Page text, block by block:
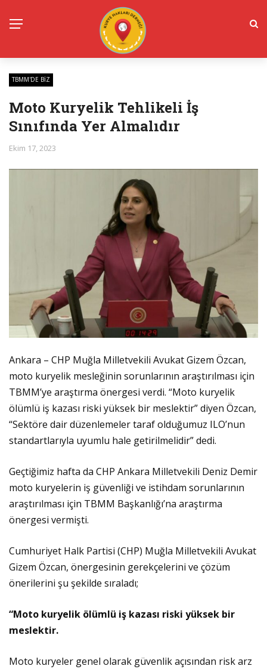
TBMM'DE BIZ
Moto Kuryelik Tehlikeli İş
Sınıfında Yer Almalıdır
Ekim 17, 2023
Ankara – CHP Muğla Milletvekili Avukat Gizem Özcan,
moto kuryelik mesleğinin sorunlarının araştırılması için
TBMM’ye araştırma önergesi verdi. “Moto kuryelik
ölümlü iş kazası riski yüksek bir meslektir” diyen Özcan,
“Sektöre dair düzenlemeler taraf olduğumuz ILO’nun
standartlarıyla uyumlu hale getirilmelidir” dedi.
Geçtiğimiz hafta da CHP Ankara Milletvekili Deniz Demir
moto kuryelerin iş güvenliği ve istihdam sorunlarının
araştırılması için TBMM Başkanlığı’na araştırma
önergesi vermişti.
Cumhuriyet Halk Partisi (CHP) Muğla Milletvekili Avukat
Gizem Özcan, önergesinin gerekçelerini ve çözüm
önerilerini şu şekilde sıraladı;
“Moto kuryelik ölümlü iş kazası riski yüksek bir
meslektir.
Moto kuryeler genel olarak güvenlik açısından risk arz